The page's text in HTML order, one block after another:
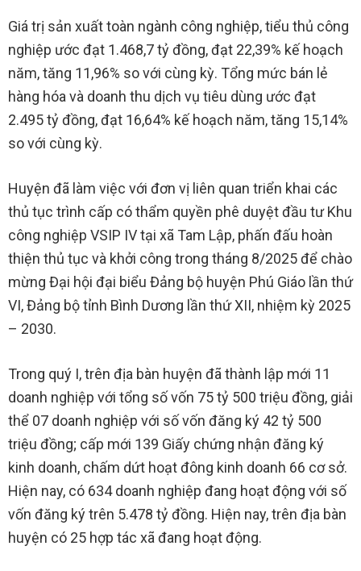
Giá trị sản xuất toàn ngành công nghiệp, tiểu thủ công
nghiệp ước đạt 1.468,7 tỷ đồng, đạt 22,39% kế hoạch
năm, tăng 11,96% so với cùng kỳ. Tổng mức bán lẻ
hàng hóa và doanh thu dịch vụ tiêu dùng ước đạt
2.495 tỷ đồng, đạt 16,64% kế hoạch năm, tăng 15,14%
so với cùng kỳ.
Huyện đã làm việc với đơn vị liên quan triển khai các
thủ tục trình cấp có thẩm quyền phê duyệt đầu tư Khu
công nghiệp VSIP IV tại xã Tam Lập, phấn đấu hoàn
thiện thủ tục và khởi công trong tháng 8/2025 để chào
mừng Đại hội đại biểu Đảng bộ huyện Phú Giáo lần thứ
VI, Đảng bộ tỉnh Bình Dương lần thứ XII, nhiệm kỳ 2025
– 2030.
Trong quý I, trên địa bàn huyện đã thành lập mới 11
doanh nghiệp với tổng số vốn 75 tỷ 500 triệu đồng, giải
thể 07 doanh nghiệp với số vốn đăng ký 42 tỷ 500
triệu đồng; cấp mới 139 Giấy chứng nhận đăng ký
kinh doanh, chấm dứt hoạt đông kinh doanh 66 cơ sở.
Hiện nay, có 634 doanh nghiệp đang hoạt động với số
vốn đăng ký trên 5.478 tỷ đồng. Hiện nay, trên địa bàn
huyện có 25 hợp tác xã đang hoạt động.